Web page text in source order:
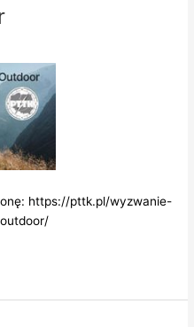
https://pttk.pl/wyzwanie-